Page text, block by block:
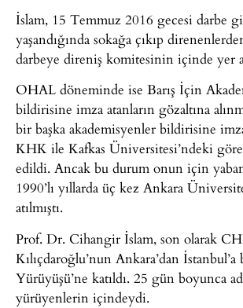
İslam, 15 Temmuz 2016 gecesi darbe
yaşandığında sokağa çıkıp
darbeye direniş komitesinin içinde yer
OHAL döneminde ise Barış İçin
bildirisine imza atanların gözaltına
bir başka akademisyenler bildirisine
KHK ile Kafkas Üniversitesi’ndeki
edildi. Ancak bu durum onun için
1990’lı yıllarda üç kez Ankara
atılmıştı.
Prof. Dr. Cihangir İslam, son olarak
Kılıçdaroğlu’nun Ankara’dan İstanbul’a
Yürüyüşü’ne katıldı. 25 gün boyunca
yürüyenlerin içindeydi.